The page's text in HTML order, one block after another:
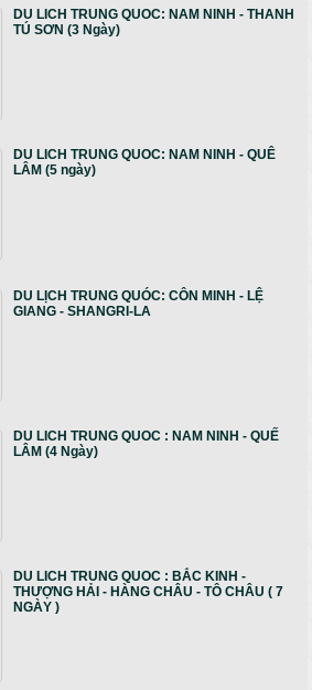
DU LICH TRUNG QUOC: NAM NINH - THANH
TÚ SƠN (3 Ngày)
DU LICH TRUNG QUOC: NAM NINH - QUÊ
LÂM (5 ngày)
DU LỊCH TRUNG QUÓC: CÔN MINH - LỆ
GIANG - SHANGRI-LA
DU LICH TRUNG QUOC : NAM NINH - QUẾ
LÂM (4 Ngày)
DU LICH TRUNG QUOC : BẮC KINH -
THƯỢNG HẢI - HÀNG CHÂU - TÔ CHÂU ( 7
NGÀY )